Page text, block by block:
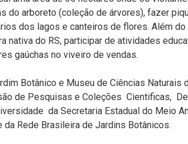
do arboreto (coleção de árvores), fazer
dos lagos e canteiros de flores. Além
nativa do RS, participar de atividades
gaúchas no viveiro de vendas.
Botânico e Museu de Ciências Naturais
de Pesquisas e Coleções Cientificas,
da Secretaria Estadual do Meio
da Rede Brasileira de Jardins Botânicos.